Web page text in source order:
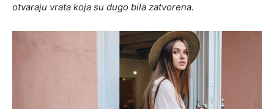
otvaraju vrata koja su dugo bila zatvorena.